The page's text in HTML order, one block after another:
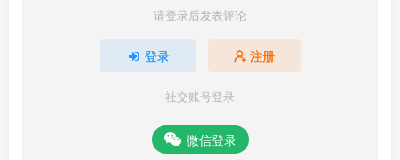
请登录后发表评论
登录 注册
社交账号登录
微信登录